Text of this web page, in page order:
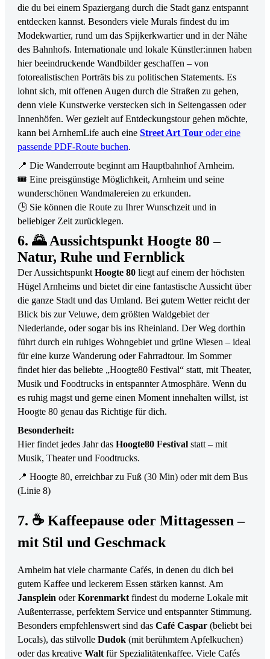
die du bei einem Spaziergang durch die Stadt ganz entspannt
entdecken kannst. Besonders viele Murals findest du im
Modekwartier, rund um das Spijkerkwartier und in der Nähe
des Bahnhofs. Internationale und lokale Künstler:innen haben
hier beeindruckende Wandbilder geschaffen – von
fotorealistischen Porträts bis zu politischen Statements. Es
lohnt sich, mit offenen Augen durch die Straßen zu gehen,
denn viele Kunstwerke verstecken sich in Seitengassen oder
Innenhöfen. Wer gezielt auf Entdeckungstour gehen möchte,
kann bei ArnhemLife auch eine Street Art Tour oder eine
passende PDF-Route buchen.
📍 Die Wanderroute beginnt am Hauptbahnhof Arnheim.
🎟 Eine preisgünstige Möglichkeit, Arnheim und seine
wunderschönen Wandmalereien zu erkunden.
🕒 Sie können die Route zu Ihrer Wunschzeit und in
beliebiger Zeit zurücklegen.
6. 🌄 Aussichtspunkt Hoogte 80 –
Natur, Ruhe und Fernblick
Der Aussichtspunkt Hoogte 80 liegt auf einem der höchsten
Hügel Arnheims und bietet dir eine fantastische Aussicht über
die ganze Stadt und das Umland. Bei gutem Wetter reicht der
Blick bis zur Veluwe, dem größten Waldgebiet der
Niederlande, oder sogar bis ins Rheinland. Der Weg dorthin
führt durch ein ruhiges Wohngebiet und grüne Wiesen – ideal
für eine kurze Wanderung oder Fahrradtour. Im Sommer
findet hier das beliebte „Hoogte80 Festival“ statt, mit Theater,
Musik und Foodtrucks in entspannter Atmosphäre. Wenn du
es ruhig magst und gerne einen Moment innehalten willst, ist
Hoogte 80 genau das Richtige für dich.
Besonderheit:
Hier findet jedes Jahr das Hoogte80 Festival statt – mit
Musik, Theater und Foodtrucks.
📍 Hoogte 80, erreichbar zu Fuß (30 Min) oder mit dem Bus
(Linie 8)
7. ☕ Kaffeepause oder Mittagessen –
mit Stil und Geschmack
Arnheim hat viele charmante Cafés, in denen du dich bei
gutem Kaffee und leckerem Essen stärken kannst. Am
Jansplein oderKorenmarkt findest du moderne Lokale mit
Außenterrasse, perfektem Service und entspannter Stimmung.
Besonders empfehlenswert sind das Café Caspar (beliebt bei
Locals), das stilvolle Dudok (mit berühmtem Apfelkuchen)
oder das kreative Walt für Spezialitätenkaffee. Viele Cafés